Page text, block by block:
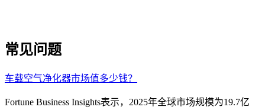
常见问题
车载空气净化器市场值多少钱？
Fortune Business Insights表示，2025年全球市场规模为19.7亿